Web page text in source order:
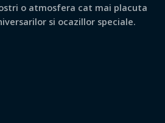
o atmosfera cat mai placuta
si ocazillor speciale.